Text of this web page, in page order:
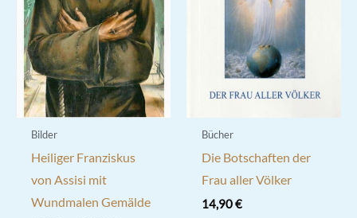
Bilder
Heiliger Franziskus
von Assisi mit
Wundmalen Gemälde
Bücher
Die Botschaften der
Frau aller Völker
14,90€